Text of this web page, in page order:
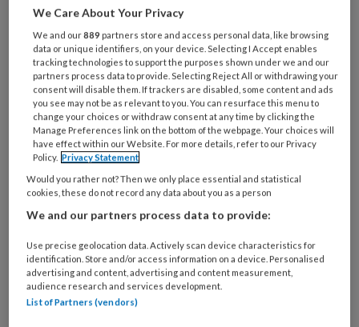
Ontzorgmodel Kinderopvang biedt hen een
versnelde, op maat gemaakte route naar de
groep.
26 JUNI 2026 NIEUWS
We Care About Your Privacy
We and our889 partners store and access personal data, like browsing
data or unique identifiers, on your device. Selecting I Accept enables
tracking technologies to support the purposes shown under we and our
partners process data to provide. Selecting Reject All or withdrawing your
consent will disable them. If trackers are disabled, some content and ads
you see may not be as relevant to you. You can resurface this menu to
change your choices or withdraw consent at any time by clicking the
Manage Preferences link on the bottom of the webpage. Your choices will
have effect within our Website. For more details, refer to our Privacy
Policy. Privacy Statement
Would you rather not? Then we only place essential and statistical
cookies, these do not record any data about you as a person
We and our partners process data to provide:
Use precise geolocation data. Actively scan device characteristics for
identification. Store and/or access information on a device. Personalised
advertising and content, advertising and content measurement,
audience research and services development.
List of Partners (vendors)